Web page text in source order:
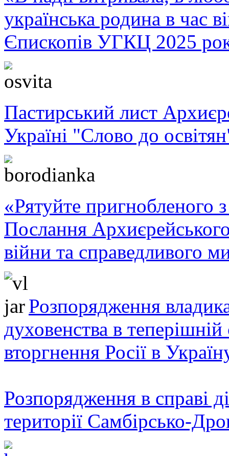
українська родина в час
Єпископів УГКЦ 2025
Пастирський лист
Україні "Слово до
«Рятуйте пригнобленого
Послання
війни та справедливого
Розпорядження
духовенства в теперішній
вторгнення Росії в
Розпорядження в справі
території Самбірсько-